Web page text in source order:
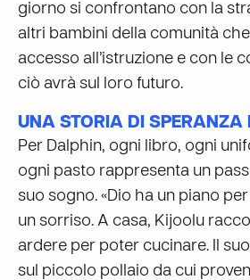
giorno si confrontano con la
altri bambini della comunità
accesso all’istruzione e con le
ciò avrà sul loro futuro.
UNA STORIA DI SPERANZA
Per Dalphin, ogni libro, ogni
ogni pasto rappresenta un
suo sogno. «Dio ha un piano
un sorriso. A casa, Kijoolu
ardere per poter cucinare. Il
sul piccolo pollaio da cui